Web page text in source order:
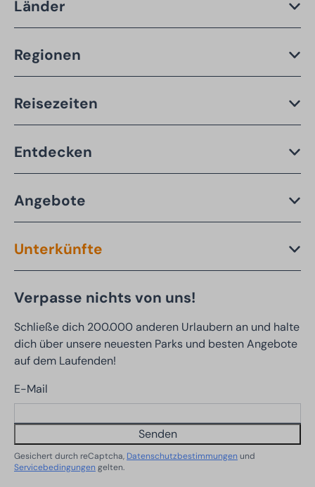
Länder
Regionen
Reisezeiten
Entdecken
Angebote
Unterkünfte
Verpasse nichts von uns!
Schließe dich 200.000 anderen Urlaubern an und halte
dich über unsere neuesten Parks und besten Angebote
auf dem Laufenden!
E-Mail
Senden
Gesichert durch reCaptcha, Datenschutzbestimmungen und
Servicebedingungen gelten.